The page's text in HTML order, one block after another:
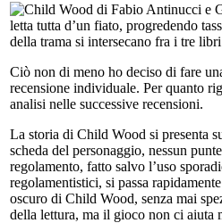
Child Wood di Fabio Antinucci e
letta tutta d’un fiato, progredendo
della trama si intersecano fra i tre
Ciò non di meno ho deciso di fare
recensione individuale. Per quanto
analisi nelle successive recensioni.
La storia di Child Wood si presenta
scheda del personaggio, nessun
regolamento, fatto salvo l’uso
regolamentistici, si passa
oscuro di Child Wood, senza mai
della lettura, ma il gioco non ci aiuta